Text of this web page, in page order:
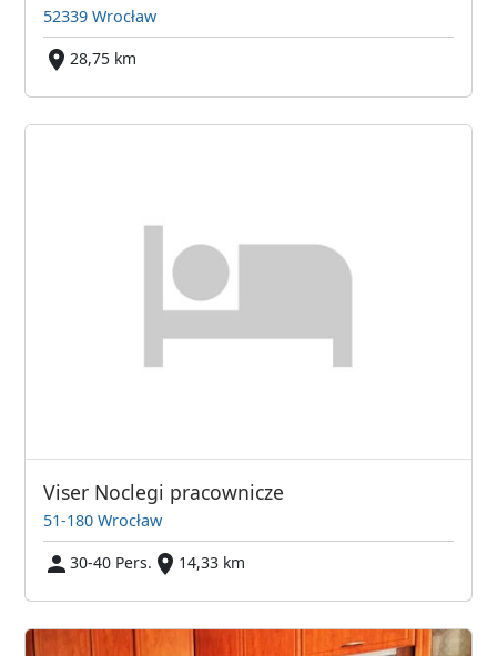
52339 Wrocław
28,75 km
Viser Noclegi pracownicze
51-180 Wrocław
30-40 Pers.
14,33 km